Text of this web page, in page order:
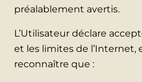
préalablement avertis.
L’Utilisateur déclare
et les limites de l’Internet,
reconnaître que :